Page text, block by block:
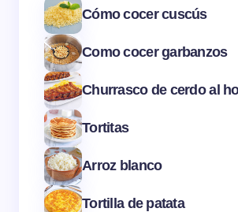
Cómo cocer cuscús
Como cocer garbanzos
Churrasco de cerdo al
Tortitas
Arroz blanco
Tortilla de patata